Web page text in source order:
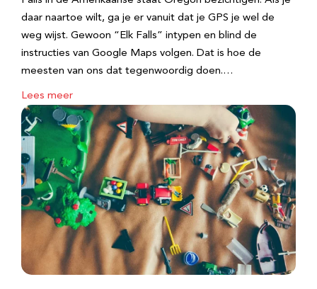
daar naartoe wilt, ga je er vanuit dat je GPS je wel de
weg wijst. Gewoon “Elk Falls” intypen en blind de
instructies van Google Maps volgen. Dat is hoe de
meesten van ons dat tegenwoordig doen.…
Lees meer